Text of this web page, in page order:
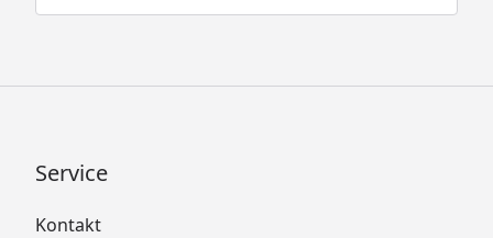
Service
Kontakt